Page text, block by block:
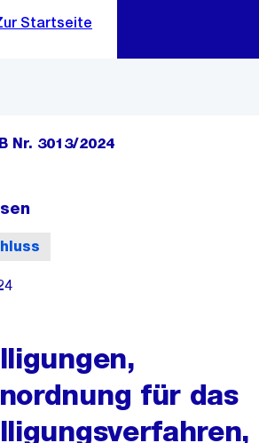
Breadcrumbs ein
Nr. 3013/2024
für das